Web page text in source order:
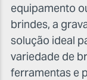
equipamento
brindes, a
solução ideal
variedade de
ferramentas e